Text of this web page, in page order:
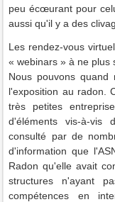
peu écœurant pour
aussi qu'il y a des
Les rendez-vous
« webinars » à ne plus
Nous pouvons
l'exposition au radon.
très petites
d'éléments vis-à-vis
consulté par de
d'information que
Radon qu'elle avait
structures n'ayant
compétences en